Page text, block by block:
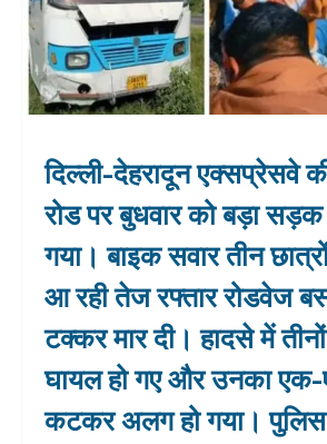
दिल्ली-देहरादून एक्सप्रेसवे
रोड पर बुधवार को बड़ा सड़क
गया। बाइक सवार तीन
आ रही तेज रफ्तार रोडवेज
टक्कर मार दी। हादसे में
घायल हो गए और उनका
कटकर अलग हो गया।